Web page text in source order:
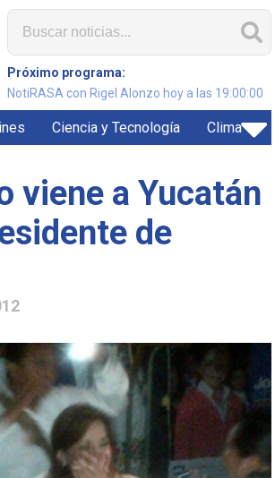
Próximo programa:
NotiRASA con Rigel Alonzo hoy a las 19:00:00
Ciencia y Tecnología Clima
viene a Yucatán
de